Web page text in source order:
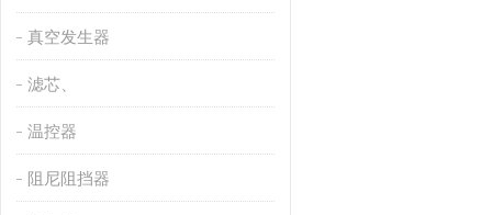
真空发生器
滤芯、
温控器
阻尼阻挡器